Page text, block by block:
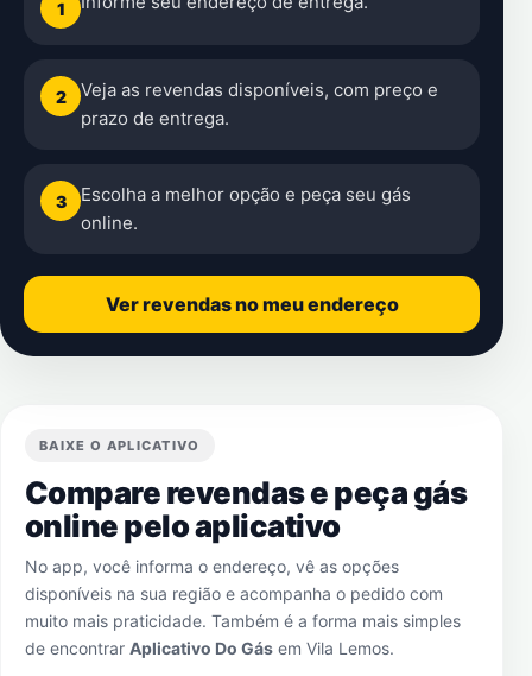
1
2
Veja as revendas disponíveis, com preço e
prazo de entrega.
3
Escolha a melhor opção e peça seu gás
online.
Ver revendas no meu endereço
BAIXE O APLICATIVO
Compare revendas e peça gás
online pelo aplicativo
No app, você informa o endereço, vê as opções
disponíveis na sua região e acompanha o pedido com
muito mais praticidade. Também é a forma mais simples
de encontrar Aplicativo Do Gás em Vila Lemos.